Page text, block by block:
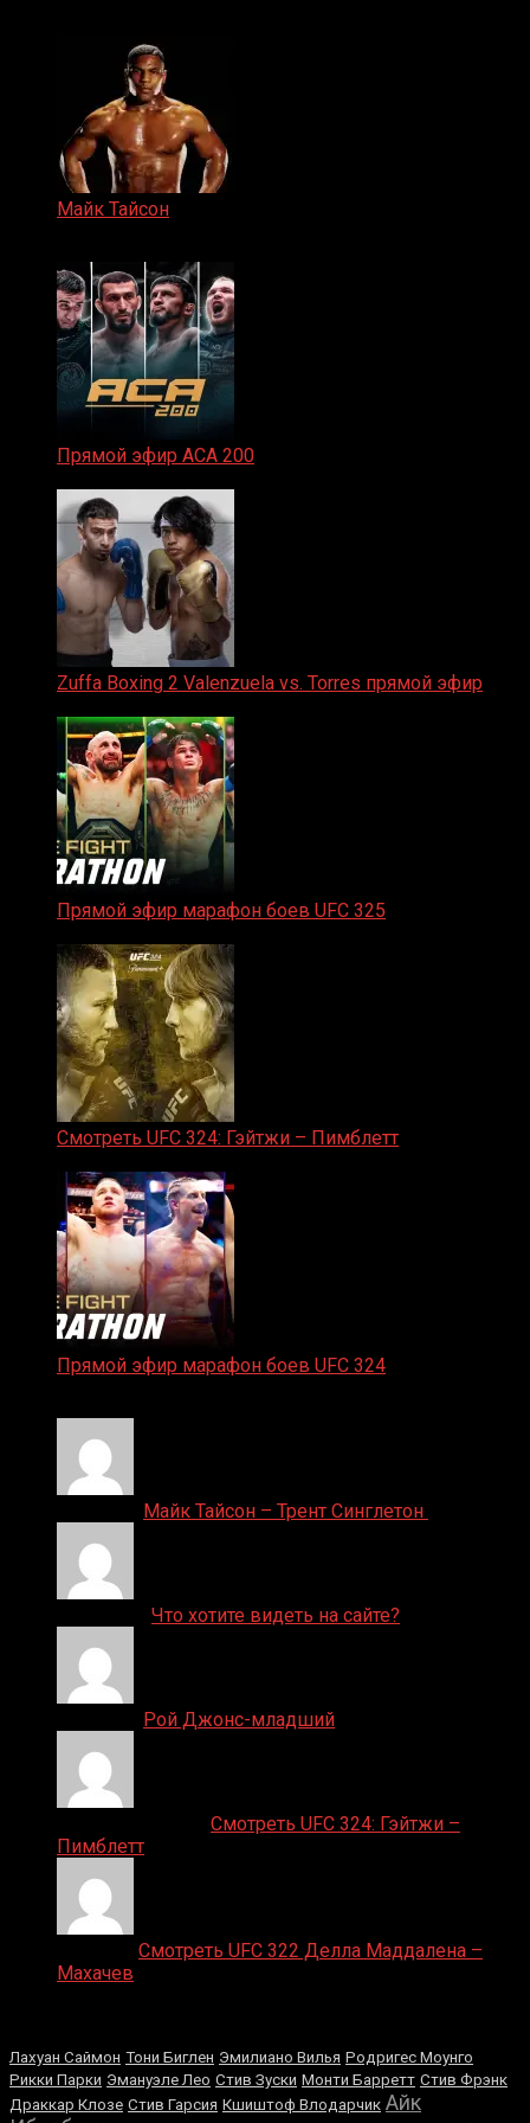
Майк Тайсон
Прямой эфир ACA 200
Zuffa Boxing 2 Valenzuela vs. Torres прямой эфир
Прямой эфир марафон боев UFC 325
Смотреть UFC 324: Гэйтжи – Пимблетт
Прямой эфир марафон боев UFC 324
Майк Тайсон – Трент Синглетон
Что хотите видеть на сайте?
Рой Джонс-младший
Смотреть UFC 324: Гэйтжи –
Пимблетт
Смотреть UFC 322 Делла Маддалена –
Махачев
Лахуан Саймон Тони Биглен Эмилиано Вилья Родригес Моунго
Рикки Парки Эмануэле Лео Стив Зуски Монти Барретт Стив Фрэнк
Драккар Клозе Стив Гарсия Кшиштоф Влодарчик Айк